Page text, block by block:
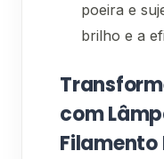
poeira e
brilho e a
com
Filamento